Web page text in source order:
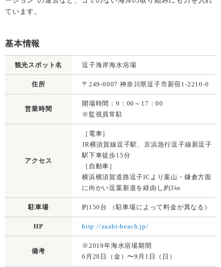
ています。
基本情報
観光スポット名 逗子海岸海水浴場
住所 〒249-0007 神奈川県逗子市新宿1-2210-6
営業時間
開場時間：9：00～17：00
※監視員常駐
アクセス
［電車］
JR横須賀線逗子駅、京浜急行逗子線新逗子
駅下車徒歩15分
［自動車］
横浜横須賀道路逗子ICより葉山・鎌倉方面
に向かい逗葉新道を経由し約3㎞
駐車場 約150台 （駐車場によって料金が異なる）
HP http://zushi-beach.jp/
備考
※2019年海水浴場期間
6月28日（金）〜9月1日（日）